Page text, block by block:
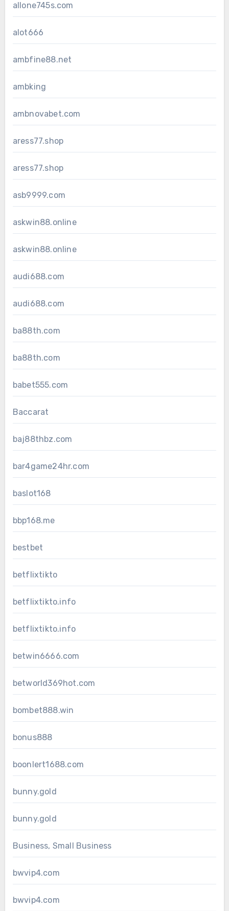
allone745s.com
alot666
ambfine88.net
ambking
ambnovabet.com
aress77.shop
aress77.shop
asb9999.com
askwin88.online
askwin88.online
audi688.com
audi688.com
ba88th.com
ba88th.com
babet555.com
Baccarat
baj88thbz.com
bar4game24hr.com
baslot168
bbp168.me
bestbet
betflixtikto
betflixtikto.info
betflixtikto.info
betwin6666.com
betworld369hot.com
bombet888.win
bonus888
boonlert1688.com
bunny.gold
bunny.gold
Business, Small Business
bwvip4.com
bwvip4.com